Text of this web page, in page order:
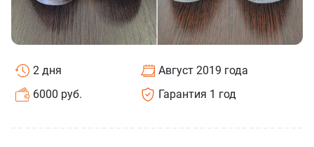
2 дня
6000 руб.
Август 2019 года
Гарантия 1 год